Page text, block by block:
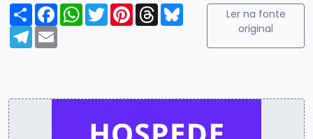
Compartilhar
FacebookWhatsApp
TwitterPinterest
ThreadsBluesky
Telegram
Email
Ler na fonte
original